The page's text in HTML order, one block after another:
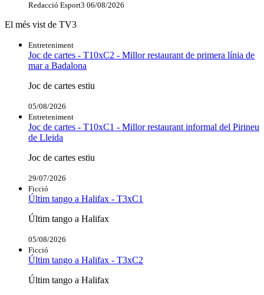
Redacció Esport3 06/08/2026
El més vist de TV3
Entreteniment
Joc de cartes - T10xC2 - Millor restaurant de primera línia de
mar a Badalona
Joc de cartes estiu
05/08/2026
Entreteniment
Joc de cartes - T10xC1 - Millor restaurant informal del Pirineu
de Lleida
Joc de cartes estiu
29/07/2026
Ficció
Últim tango a Halifax - T3xC1
Últim tango a Halifax
05/08/2026
Ficció
Últim tango a Halifax - T3xC2
Últim tango a Halifax